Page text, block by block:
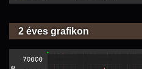
2 éves grafikon